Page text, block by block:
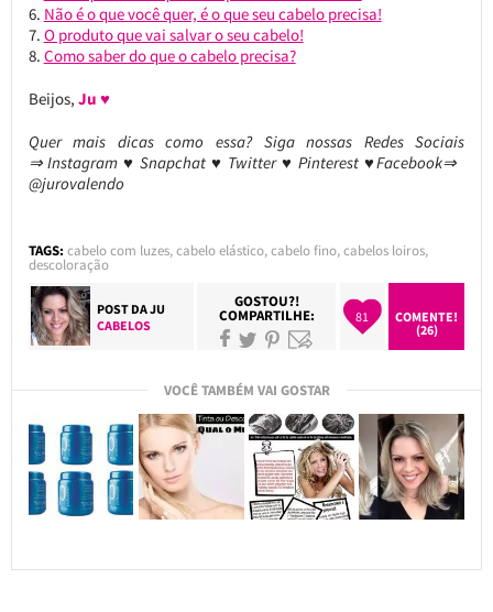
Não é o que você quer, é o que seu cabelo precisa!
O produto que vai salvar o seu cabelo!
Como saber do que o cabelo precisa?
Beijos, Ju ♥
Quer mais dicas como essa? Siga nossas Redes Sociais
⇒ Instagram ♥ Snapchat ♥ Twitter ♥ Pinterest ♥Facebook⇒
@jurovalendo
TAGS: cabelo com luzes,cabelo elástico,cabelo fino,cabelos loiros,
descoloração
POST DAJU
CABELOS
GOSTOU?!
COMPARTILHE: 81
COMENTE!
(26)
VOCÊ TAMBÉM VAI GOSTAR